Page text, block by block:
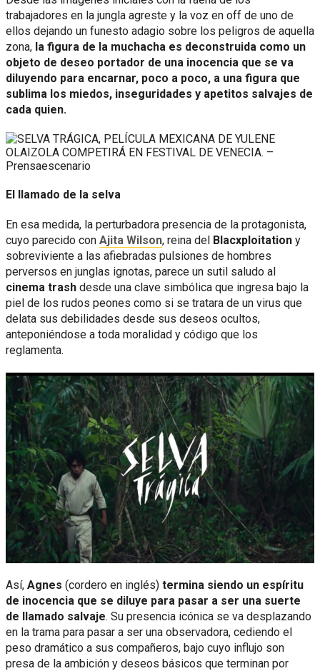
trabajadores en la jungla agreste y la voz en off de uno de
ellos dejando un funesto adagio sobre los peligros de aquella
zona, la figura de la muchacha es deconstruida como un
objeto de deseo portador de una inocencia que se va
diluyendo para encarnar, poco a poco, a una figura que
sublima los miedos, inseguridades y apetitos salvajes de
cada quien.
El llamado de la selva
En esa medida, la perturbadora presencia de la protagonista,
cuyo parecido con Ajita Wilson, reina del Blacxploitation y
sobreviviente a las afiebradas pulsiones de hombres
perversos en junglas ignotas, parece un sutil saludo al
cinema trash desde una clave simbólica que ingresa bajo la
piel de los rudos peones como si se tratara de un virus que
delata sus debilidades desde sus deseos ocultos,
anteponiéndose a toda moralidad y código que los
reglamenta.
Así, Agnes (cordero en inglés) termina siendo un espíritu
de inocencia que se diluye para pasar a ser una suerte
de llamado salvaje. Su presencia icónica se va desplazando
en la trama para pasar a ser una observadora, cediendo el
peso dramático a sus compañeros, bajo cuyo influjo son
presa de la ambición y deseos básicos que terminan por